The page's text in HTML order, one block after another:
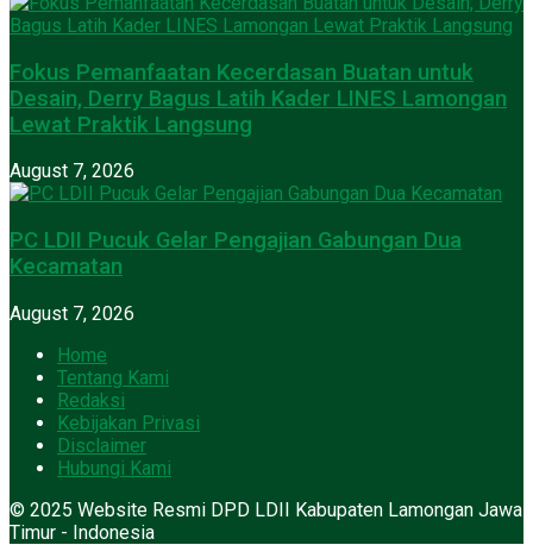
Fokus Pemanfaatan Kecerdasan Buatan untuk
Desain, Derry Bagus Latih Kader LINES Lamongan
Lewat Praktik Langsung
August 7, 2026
PC LDII Pucuk Gelar Pengajian Gabungan Dua
Kecamatan
August 7, 2026
Home
Tentang Kami
Redaksi
Kebijakan Privasi
Disclaimer
Hubungi Kami
© 2025 Website Resmi DPD LDII Kabupaten Lamongan Jawa
Timur - Indonesia